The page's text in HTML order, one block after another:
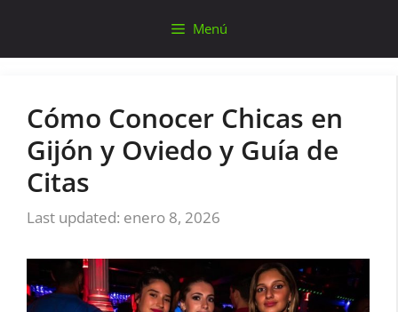
contenido
Menú
Cómo Conocer Chicas en
Gijón y Oviedo y Guía de
Citas
enero 8, 2026